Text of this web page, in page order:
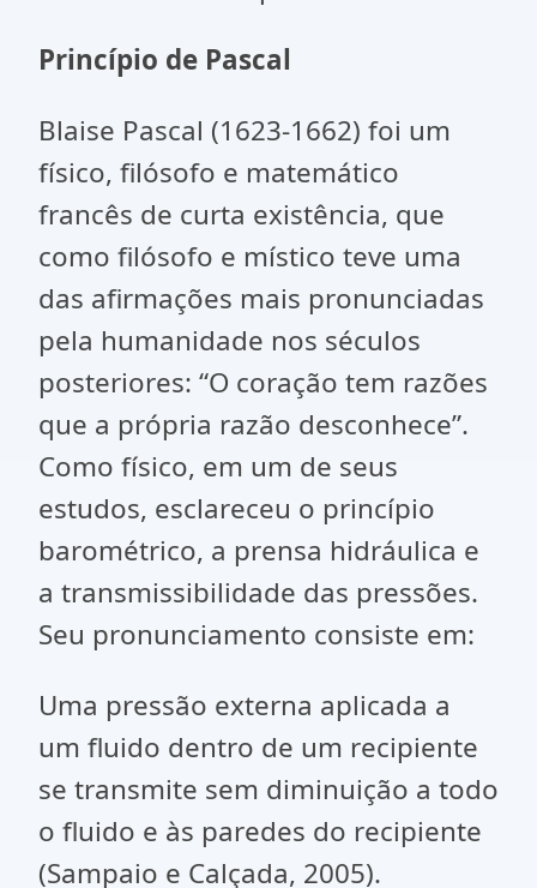
Princípio de Pascal
Blaise Pascal (1623-1662) foi um
físico, filósofo e matemático
francês de curta existência, que
como filósofo e místico teve uma
das afirmações mais pronunciadas
pela humanidade nos séculos
posteriores: “O coração tem razões
que a própria razão desconhece”.
Como físico, em um de seus
estudos, esclareceu o princípio
barométrico, a prensa hidráulica e
a transmissibilidade das pressões.
Seu pronunciamento consiste em:
Uma pressão externa aplicada a
um fluido dentro de um recipiente
se transmite sem diminuição a todo
o fluido e às paredes do recipiente
(Sampaio e Calçada, 2005).